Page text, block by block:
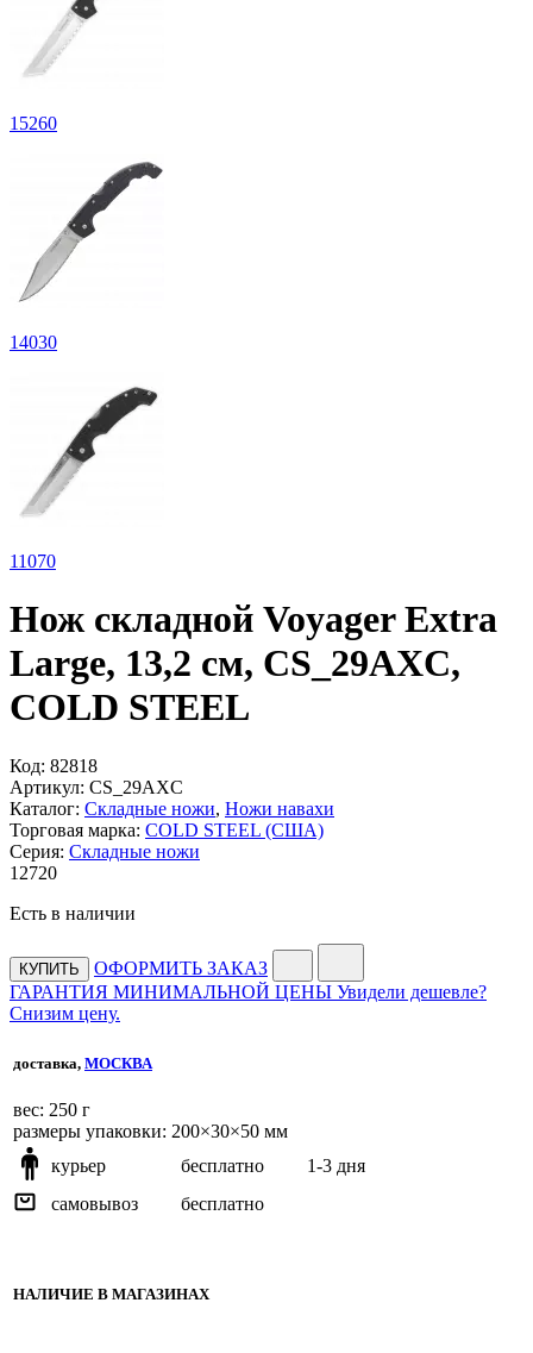
15260
14030
11070
Нож складной Voyager Extra
Large, 13,2 см, CS_29AXC,
COLD STEEL
Код: 82818
Артикул: CS_29AXC
Каталог: Складные ножи, Ножи навахи
Торговая марка: COLD STEEL (США)
Серия: Складные ножи
12720
Есть в наличии
КУПИТЬ
ОФОРМИТЬ ЗАКАЗ
ГАРАНТИЯ МИНИМАЛЬНОЙ ЦЕНЫ Увидели дешевле?
Снизим цену.
доставка, МОСКВА
веc: 250 г
размеры упаковки: 200×30×50 мм
курьер
бесплатно
1-3 дня
самовывоз
бесплатно
НАЛИЧИЕ В МАГАЗИНАХ